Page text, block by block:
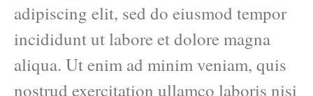
adipiscing elit, sed do eiusmod tempor
incididunt ut labore et dolore magna
aliqua. Ut enim ad minim veniam, quis
nostrud exercitation ullamco laboris nisi